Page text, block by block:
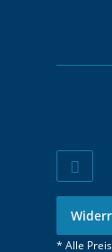
* Alle